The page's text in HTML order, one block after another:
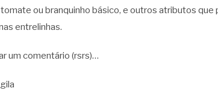
ou branquinho básico, e outros atributos
entrelinhas.
um comentário (rsrs)…